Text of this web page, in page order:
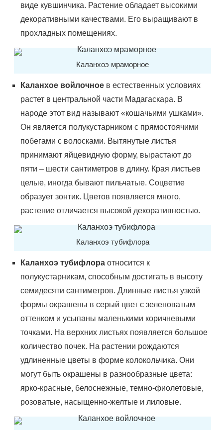
виде кувшинчика. Растение обладает высокими
декоративными качествами. Его выращивают в
прохладных помещениях.
Каланхоэ мраморное
Каланхое войлочное в естественных условиях
растет в центральной части Мадагаскара. В
народе этот вид называют «кошачьими ушками».
Он является полукустарником с прямостоячими
побегами с волосками. Вытянутые листья
принимают яйцевидную форму, вырастают до
пяти – шести сантиметров в длину. Края листьев
целые, иногда бывают пильчатые. Соцветие
образует зонтик. Цветов появляется много,
растение отличается высокой декоративностью.
Каланхоэ тубифлора
Каланхоэ тубифлора относится к
полукустарникам, способным достигать в высоту
семидесяти сантиметров. Длинные листья узкой
формы окрашены в серый цвет с зеленоватым
оттенком и усыпаны маленькими коричневыми
точками. На верхних листьях появляется большое
количество почек. На растении рождаются
удлиненные цветы в форме колокольчика. Они
могут быть окрашены в разнообразные цвета:
ярко-красные, белоснежные, темно-фиолетовые,
розоватые, насыщенно-желтые и лиловые.